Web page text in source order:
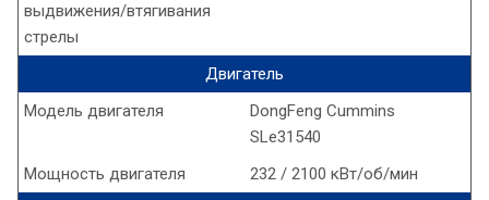
выдвижения/втягивания
стрелы
Двигатель
Модель двигателя
DongFeng Cummins
SLe31540
Мощность двигателя
232 / 2100 кВт/об/мин